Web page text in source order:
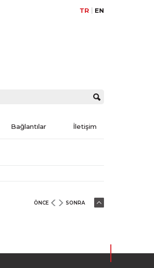
TR EN
Bağlantılar İletişim
ÖNCE SONRA